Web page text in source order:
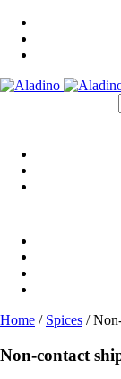
Home / Spices /
Non-contact